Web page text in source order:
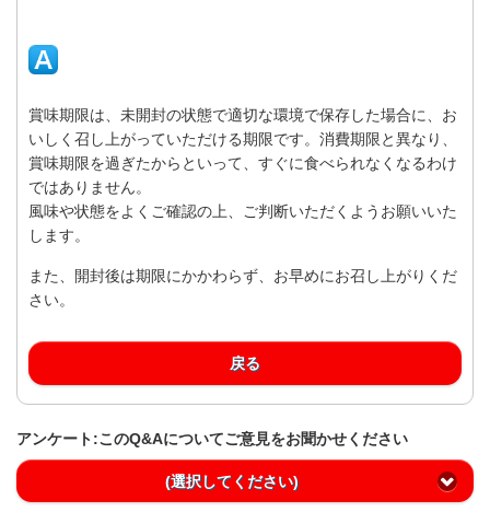
賞味期限は、未開封の状態で適切な環境で保存した場合に、お
いしく召し上がっていただける期限です。消費期限と異なり、
賞味期限を過ぎたからといって、すぐに食べられなくなるわけ
ではありません。
風味や状態をよくご確認の上、ご判断いただくようお願いいた
します。
また、開封後は期限にかかわらず、お早めにお召し上がりくだ
さい。
戻る
アンケート:このQ&Aについてご意見をお聞かせください
(選択してください)